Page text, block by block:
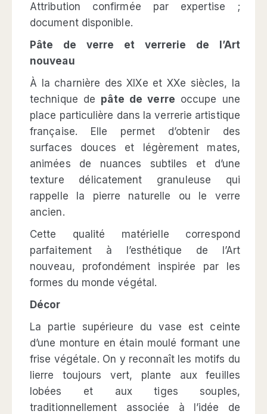
Attribution confirmée par expertise ;
document disponible.
Pâte de verre et verrerie de l’Art
nouveau
À la charnière des XIXe et XXe siècles, la
technique de pâte de verre occupe une
place particulière dans la verrerie artistique
française. Elle permet d’obtenir des
surfaces douces et légèrement mates,
animées de nuances subtiles et d’une
texture délicatement granuleuse qui
rappelle la pierre naturelle ou le verre
ancien.
Cette qualité matérielle correspond
parfaitement à l’esthétique de l’Art
nouveau, profondément inspirée par les
formes du monde végétal.
Décor
La partie supérieure du vase est ceinte
d’une monture en étain moulé formant une
frise végétale. On y reconnaît les motifs du
lierre toujours vert, plante aux feuilles
lobées et aux tiges souples,
traditionnellement associée à l’idée de